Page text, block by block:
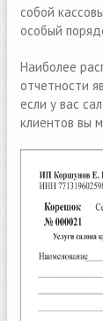
собой
особый
Наиболее
отчетности
если у вас
клиентов вы